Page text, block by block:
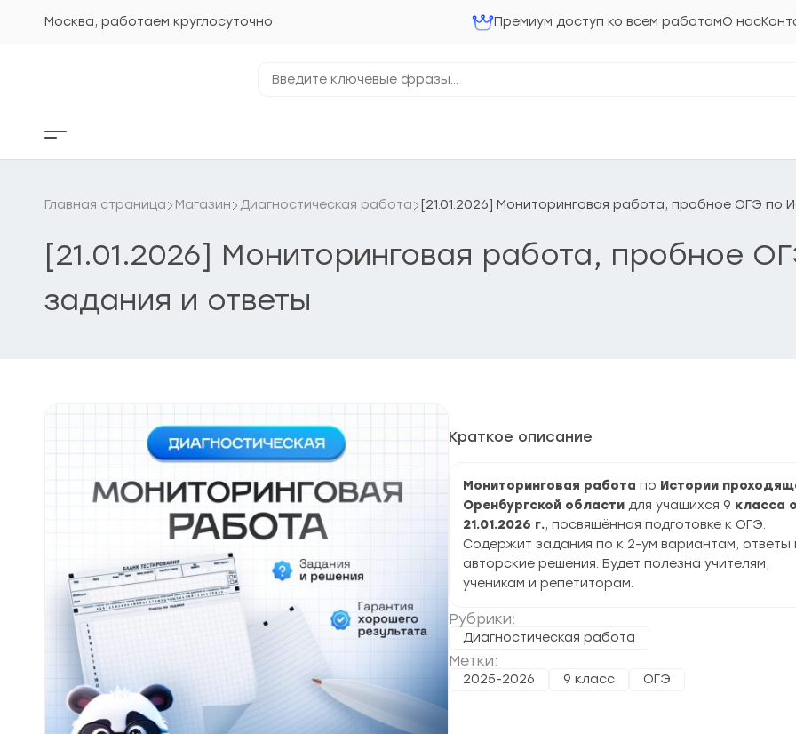
Москва, работаем круглосуточно Премиум доступ ко всем работамО нас
ключевые
Кнопка
бокового
Главная страница Магазин Диагностическая работа [21.01.2026] Мониторинговая работа, пробное ОГЭ по
[21.01.2026] Мониторинговая работа, пробное
задания и ответы
Краткое описание
Мониторинговая работа по Истории
Оренбургской области для учащихся 9 класса
21.01.2026 г., посвящённая подготовке к ОГЭ.
Содержит задания по к 2-ум вариантам, ответы
авторские решения. Будет полезна учителям,
ученикам и репетиторам.
Рубрики:
Диагностическая работа
Метки:
2025-2026 9 класс ОГЭ